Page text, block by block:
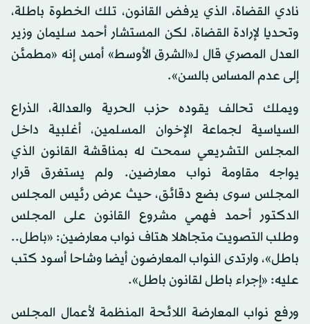
نادي القضاة، الذي يرفض القانون، تلك الخطوة باطلة،
وتحديا لإرادة القضاة، لكن المستشار أحمد سليمان وزير
العدل المصري قال لـ«الشرق الأوسط» أمس إنه «مطمئن
إلى عدم المساس بالسن».
ويملك تحالف يقوده حزب الحرية والعدالة، الذراع
السياسية لجماعة الإخوان المسلمين، أغلبية داخل
المجلس التشريعي سمحت له بمناقشة القانون الذي
يواجه مقاومة نواب معارضين. ولم يستغرق قرار
المجلس سوى بضع دقائق، حيث عرض رئيس المجلس
الدكتور أحمد فهمي مشروع القانون على المجلس
وطلب التصويت متجاهلا هتاف نواب معارضين: «باطل..
باطل»، وارتدى النواب المعارضون أيضا وشاحا أسود كتب
عليه: «إجراء باطل لقانون باطل».
ورفع نواب المعارضة اللائحة المنظمة لأعمال المجلس